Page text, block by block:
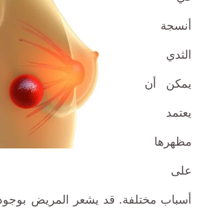
أنسجة
الثدي
يمكن أن
يعتمد
مظهرها
على
أسباب مختلفة. قد يشعر المريض